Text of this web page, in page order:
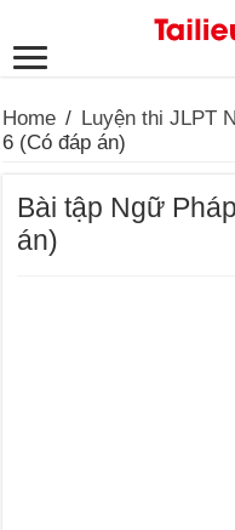
Home / Luyện thi JLPT
6 (Có đáp án)
Bài tập Ngữ
án)